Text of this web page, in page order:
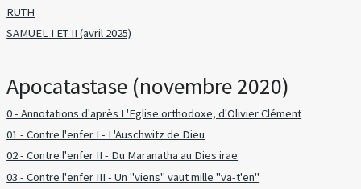
RUTH
SAMUEL I ET II (avril 2025)
Apocatastase (novembre 2020)
0 - Annotations d'après L'Eglise orthodoxe, d'Olivier Clément
01 - Contre l'enfer I - L'Auschwitz de Dieu
02 - Contre l'enfer II - Du Maranatha au Dies irae
03 - Contre l'enfer III - Un "viens" vaut mille "va-t'en"